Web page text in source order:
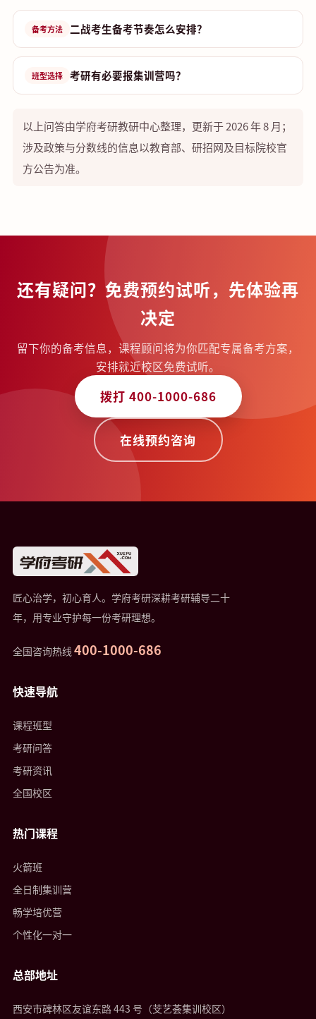
备考方法 二战考生备考节奏怎么安排？
班型选择 考研有必要报集训营吗？
以上问答由学府考研教研中心整理，更新于 2026 年 8 月；
涉及政策与分数线的信息以教育部、研招网及目标院校官
方公告为准。
还有疑问？免费预约试听，先体验再
决定
留下你的备考信息，课程顾问将为你匹配专属备考方案，
安排就近校区免费试听。
拨打 400-1000-686
在线预约咨询
匠心治学，初心育人。学府考研深耕考研辅导二十
年，用专业守护每一份考研理想。
全国咨询热线400-1000-686
快速导航
课程班型
考研问答
考研资讯
全国校区
热门课程
火箭班
全日制集训营
畅学培优营
个性化一对一
总部地址
西安市碑林区友谊东路 443 号（芠艺荟集训校区）